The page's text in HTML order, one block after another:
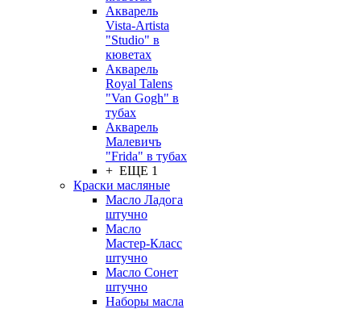
Акварель
Vista-Artista
"Studio" в
кюветах
Акварель
Royal Talens
"Van Gogh" в
тубах
Акварель
Малевичъ
"Frida" в тубах
+ ЕЩЕ 1
Краски масляные
Масло Ладога
штучно
Масло
Мастер-Класс
штучно
Масло Сонет
штучно
Наборы масла